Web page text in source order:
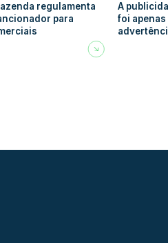
regulamenta
para
A
foi